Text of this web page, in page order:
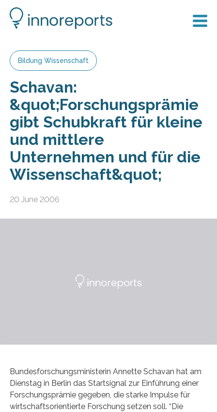
Bildung Wissenschaft
Schavan:
&quot;Forschungsprämie
gibt Schubkraft für kleine
und mittlere
Unternehmen und für die
Wissenschaft&quot;
20 June 2006
Bundesforschungsministerin Annette Schavan hat am
Dienstag in Berlin das Startsignal zur Einführung einer
Forschungsprämie gegeben, die starke Impulse für
wirtschaftsorientierte Forschung setzen soll. “Die